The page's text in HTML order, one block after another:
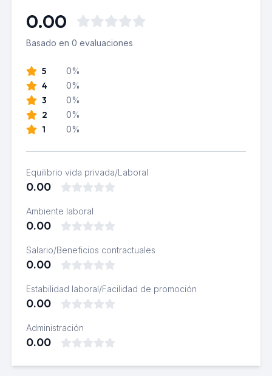
0.00
Basado en 0 evaluaciones
5 0%
4 0%
3 0%
2 0%
1 0%
Equilibrio vida privada/Laboral
0.00
Ambiente laboral
0.00
Salario/Beneficios contractuales
0.00
Estabilidad laboral/Facilidad de promoción
0.00
Administración
0.00